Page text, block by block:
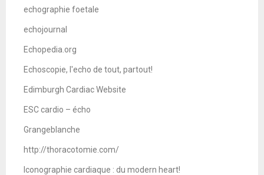
echographie foetale
echojournal
Echopedia.org
Echoscopie, l'echo de tout, partout!
Edimburgh Cardiac Website
ESC cardio – écho
Grangeblanche
http://thoracotomie.com/
Iconographie cardiaque : du modern heart!